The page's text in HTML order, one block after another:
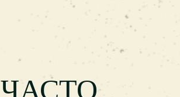
ЧАСТО